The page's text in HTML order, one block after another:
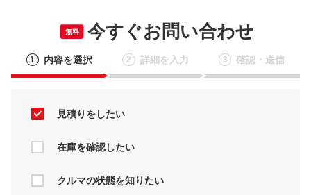
無料 今すぐお問い合わせ
1 内容を選択 2 詳細を入力 3 確認・送信
見積りをしたい
在庫を確認したい
クルマの状態を知りたい